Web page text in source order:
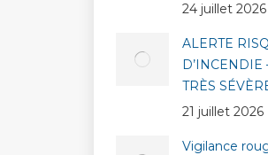
24 juillet 2026
ALERTE
D’INCENDIE
TRÈS
21 juillet 2026
Vigilance